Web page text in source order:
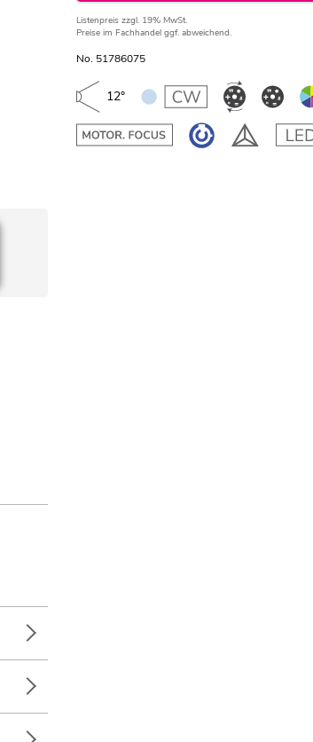
Listenpreis zzgl. 19% MwSt.
Preise im Fachhandel ggf. abweichend.
No. 51786075
12°